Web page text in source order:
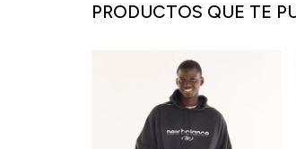
PRODUCTOS QUE TE